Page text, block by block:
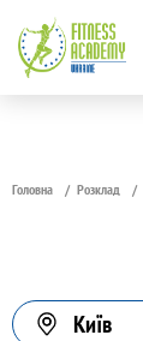
Головна Розклад
Київ